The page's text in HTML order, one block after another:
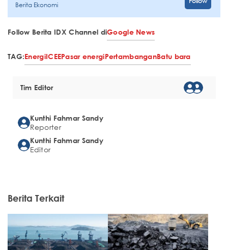
Berita Ekonomi
Follow Berita IDX Channel diGoogle News
TAG:EnergiICEEPasar energiPertambanganBatu bara
Tim Editor
Kunthi Fahmar Sandy
Reporter
Kunthi Fahmar Sandy
Editor
Berita Terkait